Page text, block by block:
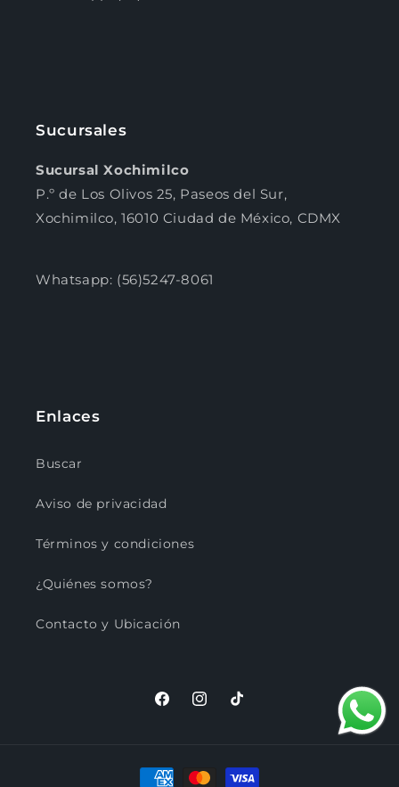
Sucursales
Sucursal Xochimilco
P.º de Los Olivos 25, Paseos del Sur,
Xochimilco, 16010 Ciudad de México, CDMX
Whatsapp: (56)5247-8061
Enlaces
Buscar
Aviso de privacidad
Términos y condiciones
¿Quiénes somos?
Contacto y Ubicación
FacebookInstagram
TikTok
Formas